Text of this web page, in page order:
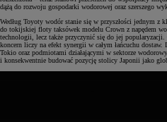
dążą do rozwoju gospodarki wodorowej oraz szerszego
Według Toyoty wodór stanie się w przyszłości jednym z
do tokijskiej floty taksówek modelu Crown z napędem
technologii, lecz także przyczynić się do jej popularyzacji.
koncern liczy na efekt synergii w całym łańcuchu
Tokio oraz podmiotami działającymi w sektorze
i konsekwentnie budować pozycję stolicy Japonii jako